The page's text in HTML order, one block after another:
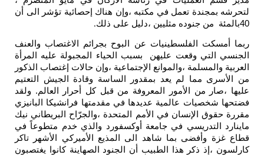
لتحرشه بمجندة تعمل في مكتبه ،وإن هناك إحصائية تؤشر الى أن
40بالمئة من جنوده مثليين ،دليل على ذلك
.
ربما أمسكت الفلسطينيات عن البوح بجرائم الاغتصاب والعنف
الجنسي التي وقعت عليهن بسبب الحياء المجبولة عليه المرأة
العربية والمسلمة ،والموانع الإجتماعية ،وإن حالات إغتصاب الذكور
من الأسرى مما لم يعد بمقدور الساسة وقادة الجيش التعتيم
عليها ،صار من الأمور المعروفة من قبل كل أحرار العالم. ولقد
فضتحها شخصيات عالمية عديدها في مقدمتها فرانشيكا البانيزي
مقررة حقوق الإنسان في الأمم المتحدة ،والجرّاح البريطاني نيك
ماينارد التدريسي في جامعة أوكسفورد والذي خدم متطوعاً في
قطاع غزة وأفضى بما شاهد الى المذيع الأميركي الأشهر تاكر
كارلسون ،إذ ذكر هذا الطبيب أن الجنود الصهاينة كانوا يغتصبون